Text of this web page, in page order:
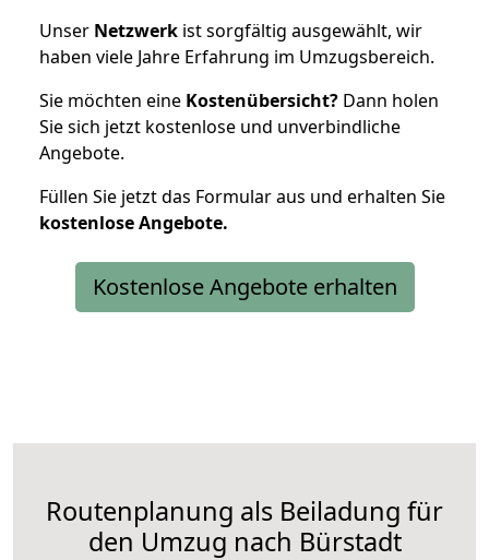
Unser Netzwerk ist sorgfältig ausgewählt, wir
haben viele Jahre Erfahrung im Umzugsbereich.
Sie möchten eine Kostenübersicht? Dann holen
Sie sich jetzt kostenlose und unverbindliche
Angebote.
Füllen Sie jetzt das Formular aus und erhalten Sie
kostenloseAngebote.
Kostenlose Angebote erhalten
Routenplanung als Beiladung für
den Umzug nach Bürstadt